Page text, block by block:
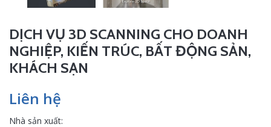
DỊCH VỤ 3D SCANNING CHO DOANH
NGHIỆP, KIẾN TRÚC, BẤT ĐỘNG SẢN,
KHÁCH SẠN
Liên hệ
Nhà sản xuất: